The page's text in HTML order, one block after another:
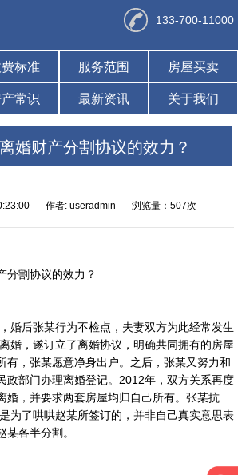
133-700-11000
标准 服务范围 房屋买卖
产常识 最新资讯 关于我们
婚财产分割协议的效力？
作者: useradmin 浏览量：507次
分割协议的效力？
婚后张某行为不检点，夫妻双方为此经常发生
婚，遂订立了离婚协议，明确共同拥有的房屋
有，张某愿意净身出户。之后，张某又努力和
政部门办理离婚登记。2012年，双方关系再度
婚，并要求两套房屋均归自己所有。张某抗
为了哄哄赵某所签订的，并非自己真实意思表
各半分割。